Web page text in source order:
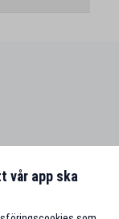
vår app ska